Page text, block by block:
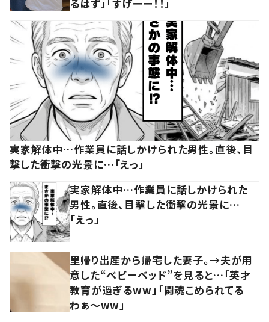
るはず」「すげーー！！」
実家解体中…作業員に話しかけられた男性。直後、目
撃した衝撃の光景に…「えっ」
実家解体中…作業員に話しかけられた
男性。直後、目撃した衝撃の光景に…
「えっ」
里帰り出産から帰宅した妻子。→夫が用
意した“ベビーベッド”を見ると…「英才
教育が過ぎるww」「闘魂こめられてる
わぁ～ww」